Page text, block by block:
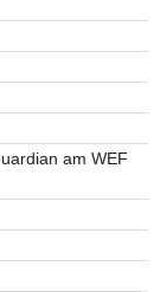
am WEF